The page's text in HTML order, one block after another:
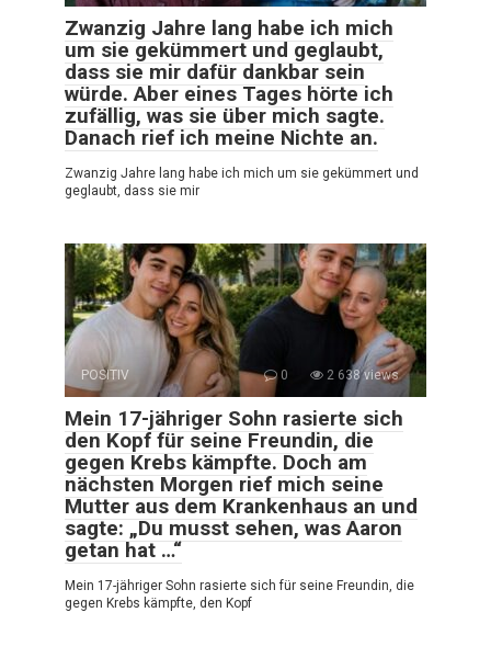
Zwanzig Jahre lang habe ich mich
um sie gekümmert und geglaubt,
dass sie mir dafür dankbar sein
würde. Aber eines Tages hörte ich
zufällig, was sie über mich sagte.
Danach rief ich meine Nichte an.
Zwanzig Jahre lang habe ich mich um sie gekümmert und
geglaubt, dass sie mir
POSITIV 0 2 638 views
Mein 17-jähriger Sohn rasierte sich
den Kopf für seine Freundin, die
gegen Krebs kämpfte. Doch am
nächsten Morgen rief mich seine
Mutter aus dem Krankenhaus an und
sagte: „Du musst sehen, was Aaron
getan hat …“
Mein 17-jähriger Sohn rasierte sich für seine Freundin, die
gegen Krebs kämpfte, den Kopf